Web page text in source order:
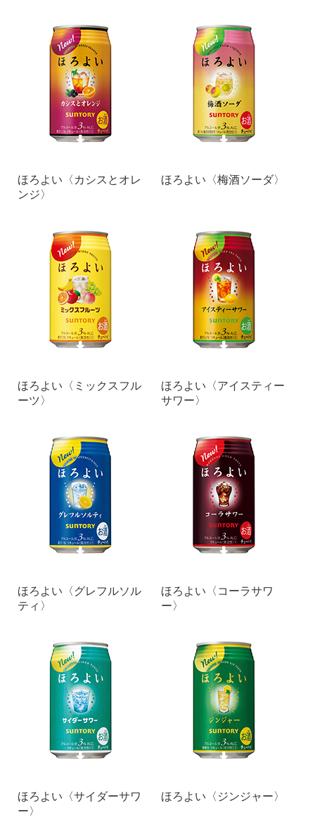
ほろよい〈カシスとオレ
ンジ〉
ほろよい〈梅酒ソーダ〉
ほろよい〈ミックスフル
ーツ〉
ほろよい〈アイスティー
サワー〉
ほろよい〈グレフルソル
ティ〉
ほろよい〈コーラサワ
ー〉
ほろよい〈サイダーサワ
ー〉
ほろよい〈ジンジャー〉